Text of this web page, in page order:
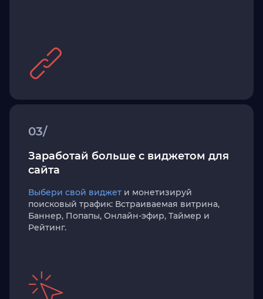
03/
Заработай больше с виджетом для
сайта
Выбери свой виджет и монетизируй
поисковый трафик: Встраиваемая витрина,
Баннер, Попапы, Онлайн-эфир, Таймер и
Рейтинг.